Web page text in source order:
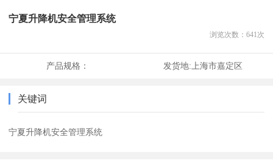
宁夏升降机安全管理系统
浏览次数： 641 次
产品规格： 发货地:上海市嘉定区
关键词
宁夏升降机安全管理系统